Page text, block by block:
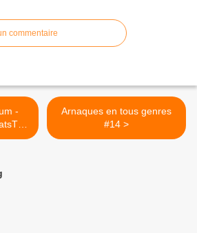
commentaire
Arnaques en tous genres
#14 >